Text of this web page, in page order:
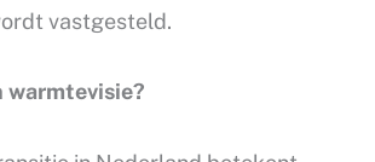
vastgesteld.
warmtevisie?